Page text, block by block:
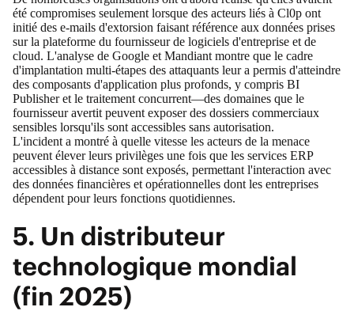
été compromises seulement lorsque des acteurs liés à Cl0p ont
initié des e-mails d'extorsion faisant référence aux données prises
sur la plateforme du fournisseur de logiciels d'entreprise et de
cloud. L'analyse de Google et Mandiant montre que le cadre
d'implantation multi-étapes des attaquants leur a permis d'atteindre
des composants d'application plus profonds, y compris BI
Publisher et le traitement concurrent—des domaines que le
fournisseur avertit peuvent exposer des dossiers commerciaux
sensibles lorsqu'ils sont accessibles sans autorisation.
L'incident a montré à quelle vitesse les acteurs de la menace
peuvent élever leurs privilèges une fois que les services ERP
accessibles à distance sont exposés, permettant l'interaction avec
des données financières et opérationnelles dont les entreprises
dépendent pour leurs fonctions quotidiennes.
5. Un distributeur
technologique mondial
(fin 2025)